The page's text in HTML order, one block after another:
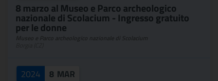
8 marzo al Museo e Parco archeologico
nazionale di Scolacium - Ingresso gratuito
per le donne
2024 8 MAR